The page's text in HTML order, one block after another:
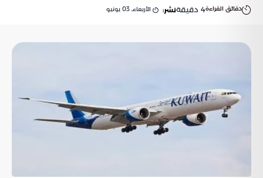
دقائق القراءة4 دقيقةنشر: الأربعاء, 03 يونيو